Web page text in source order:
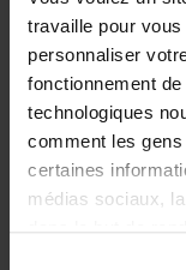
travaille pour
personnaliser
fonctionnement
technologiques
comment les
certaines
médias sociaux,
dans le but de